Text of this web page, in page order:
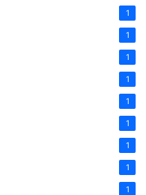
1
1
1
1
1
1
1
1
1